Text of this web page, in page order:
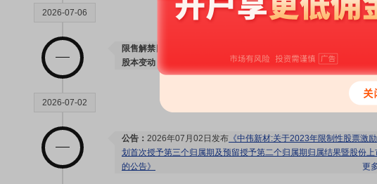
2026-07-06
限售解禁日：
股本变动：
2026年07月06日因限制性股票原因发生股本变动
2026-07-02
公告： 2026年07月02日发布 《中伟新材:关于2023年限制性股票激
划首次授予第三个归属期及预留授予第二个归属期归属结果暨股份上
的公告》
更